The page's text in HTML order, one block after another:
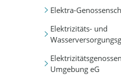
Elektra-
Elektrizitäts- und
Umgebung eG